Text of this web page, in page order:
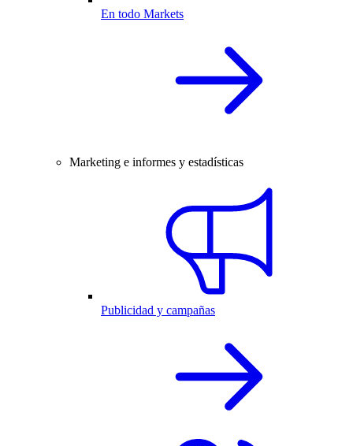
En todo Markets
Marketing e informes y estadísticas
Publicidad y campañas